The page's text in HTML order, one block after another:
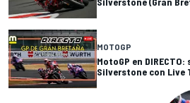
MOTOGP
MotoGP en
Silverstone con Live